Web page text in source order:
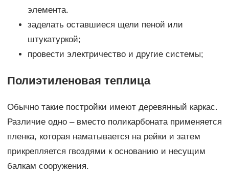
элемента.
заделать оставшиеся щели пеной или
штукатуркой;
провести электричество и другие системы;
Полиэтиленовая теплица
Обычно такие постройки имеют деревянный каркас.
Различие одно – вместо поликарбоната применяется
пленка, которая наматывается на рейки и затем
прикрепляется гвоздями к основанию и несущим
балкам сооружения.